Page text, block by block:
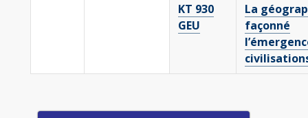
KT 930
GEU
La
façonné